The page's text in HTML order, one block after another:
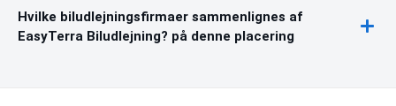
Hvilke biludlejningsfirmaer sammenlignes af
EasyTerra Biludlejning? på denne placering